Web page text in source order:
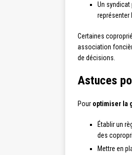
Un
représenter
Certaines
association
de décisions.
Astuces
Pour optimiser la
Établir un
des
Mettre en